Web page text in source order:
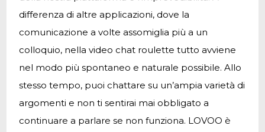
differenza di altre applicazioni, dove la
comunicazione a volte assomiglia più a un
colloquio, nella video chat roulette tutto avviene
nel modo più spontaneo e naturale possibile. Allo
stesso tempo, puoi chattare su un’ampia varietà di
argomenti e non ti sentirai mai obbligato a
continuare a parlare se non funziona. LOVOO è